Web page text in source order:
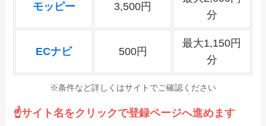
モッピー 3,500円
分
ECナビ 500円
最大1,150円
分
※条件など詳しくはサイトでご確認ください
☝サイト名をクリックで登録ページへ進めます